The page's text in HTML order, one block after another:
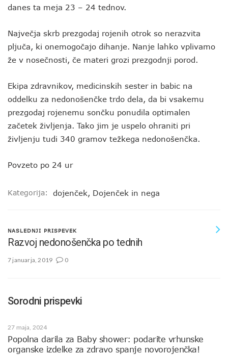
danes ta meja 23 – 24 tednov.
Največja skrb prezgodaj rojenih otrok so nerazvita
pljuča, ki onemogočajo dihanje. Nanje lahko vplivamo
že v nosečnosti, če materi grozi prezgodnji porod.
Ekipa zdravnikov, medicinskih sester in babic na
oddelku za nedonošenčke trdo dela, da bi vsakemu
prezgodaj rojenemu sončku ponudila optimalen
začetek življenja. Tako jim je uspelo ohraniti pri
življenju tudi 340 gramov težkega nedonošenčka.
Povzeto po 24 ur
Kategorija: dojenček, Dojenček in nega
NASLEDNJI PRISPEVEK
Razvoj nedonošenčka po tednih
7 januarja, 2019 0
Sorodni prispevki
27 maja, 2024
Popolna darila za Baby shower: podarite vrhunske
organske izdelke za zdravo spanje novorojenčka!